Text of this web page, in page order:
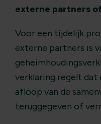
externe partners
Voor een tijdelijk
externe partners is
verklaring regelt dat
afloop van de
teruggegeven of